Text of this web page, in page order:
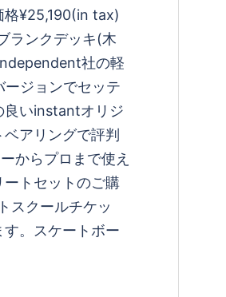
格¥25,190(in tax)
ランクデッキ(木
社の軽
ジョンでセッテ
良いinstantオリジ
アリングで評判
からプロまで使え
トセットのご購
スクールチケッ
。スケートボー